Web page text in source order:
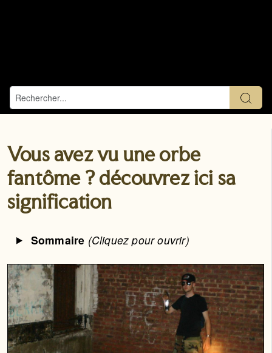
Vous avez vu une orbe
fantôme ? découvrez ici sa
signification
Sommaire (Cliquez pour ouvrir)